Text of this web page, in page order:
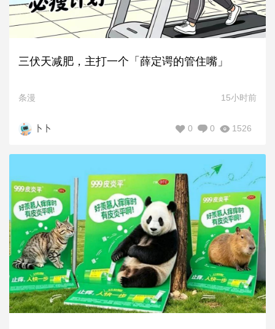
三伏天减肥，主打一个「薛定谔的管住嘴」
条漫 15小时前
卜卜 1526
0
0